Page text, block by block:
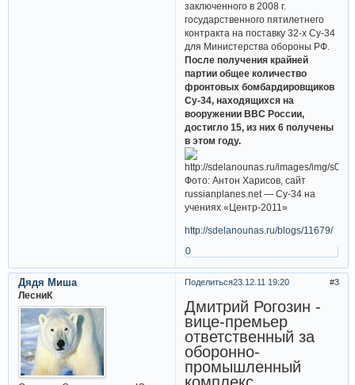
заключенного в 2008 г.
государственного пятилетнего
контракта на поставку 32-х Су-34
для Министерства обороны РФ.
После получения крайней
партии общее количество
фронтовых бомбардировщиков
Су-34, находящихся на
вооружении ВВС России,
достигло 15, из них 6 получены
в этом году.
Фото: Антон Харисов, сайт
russianplanes.net — Су-34 на
учениях «Центр-2011»
http://sdelanounas.ru/blogs/11679/
0
Поделиться 3
23.12.11 19:20
Дядя Миша
ЛесниК
Дмитрий Рогозин -
вице-премьер
ответственный за
оборонно-
промышленный
комплекс